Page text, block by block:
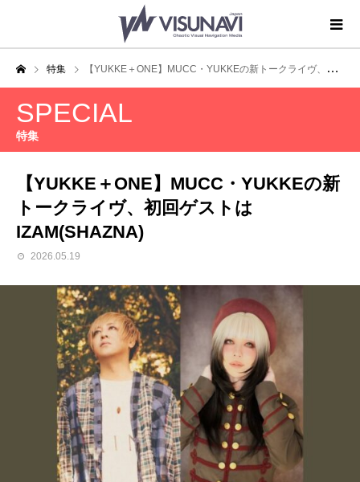
特集 【YUKKE＋ONE】MUCC・YUKKEの新トークライヴ、初回ゲストはIZAM(SHAZNA)
SPECIAL
特集
【YUKKE＋ONE】MUCC・YUKKEの新
トークライヴ、初回ゲストは
IZAM(SHAZNA)
2026.05.19